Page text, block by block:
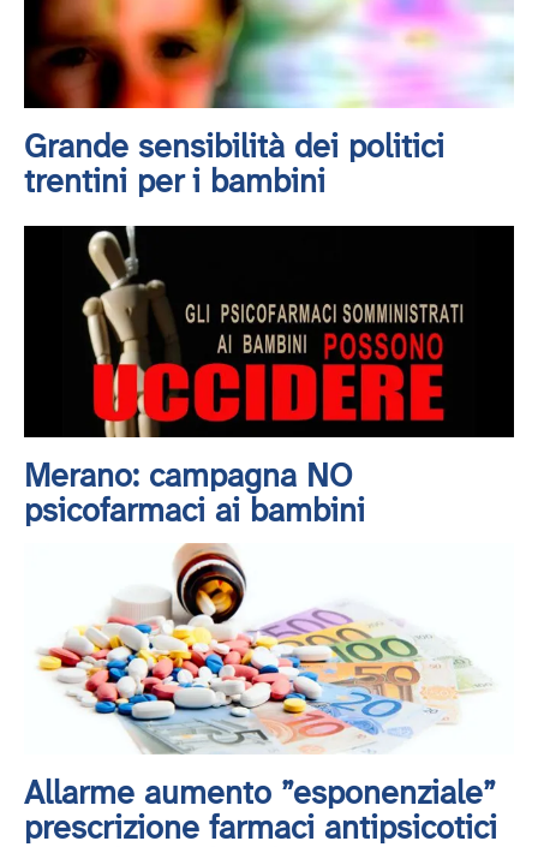
Grande sensibilità dei politici
trentini per i bambini
Merano: campagna NO
psicofarmaci ai bambini
Allarme aumento ”esponenziale”
prescrizione farmaci antipsicotici